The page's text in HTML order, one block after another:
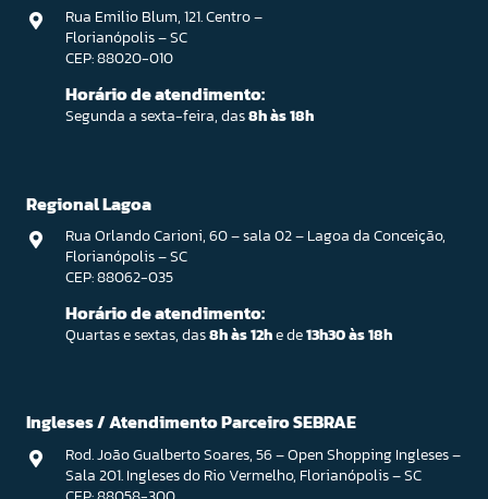
Rua Emilio Blum, 121. Centro –
Florianópolis – SC
CEP: 88020-010
Horário de atendimento:
Segunda a sexta-feira, das8h às 18h
Regional Lagoa
Rua Orlando Carioni, 60 – sala 02 – Lagoa da Conceição,
Florianópolis – SC
CEP: 88062-035
Horário de atendimento:
Quartas e sextas, das8h às 12he de13h30 às 18h
Ingleses / Atendimento Parceiro SEBRAE
Rod. João Gualberto Soares, 56 – Open Shopping Ingleses –
Sala 201. Ingleses do Rio Vermelho, Florianópolis – SC